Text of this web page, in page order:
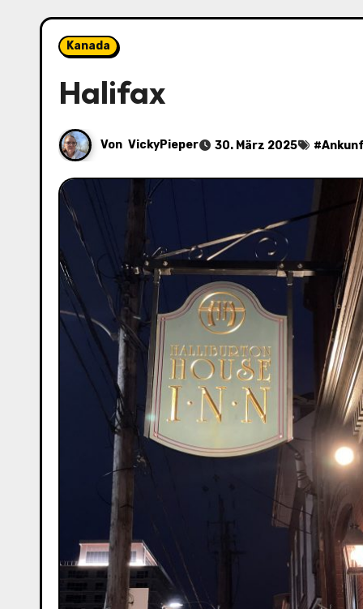
Kanada
Halifax
Von VickyPieper 30. März 2025 #